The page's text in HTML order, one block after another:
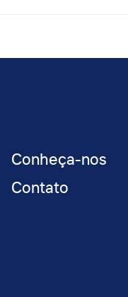
Conheça-nos
Contato